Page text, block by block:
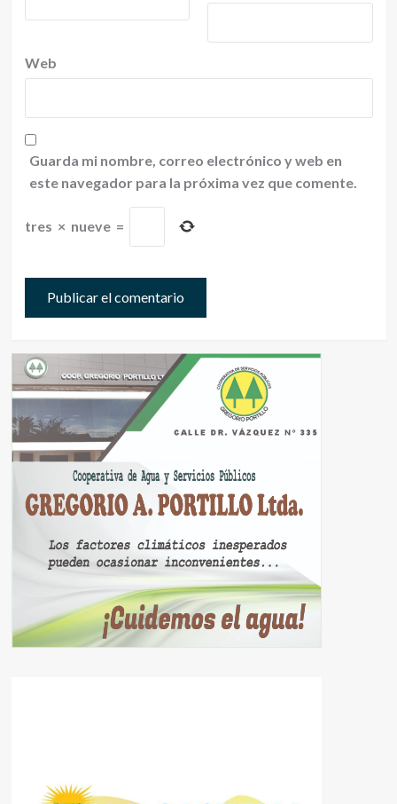
Web
Guarda mi nombre, correo electrónico y web en
este navegador para la próxima vez que comente.
tres × nueve =